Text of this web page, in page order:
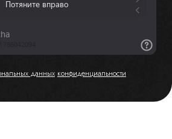
данных конфиденциальности